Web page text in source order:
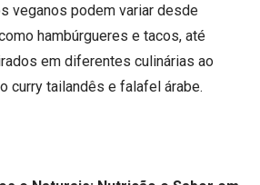
veganos podem variar desde
hambúrgueres e tacos, até
em diferentes culinárias ao
curry tailandês e falafel árabe.